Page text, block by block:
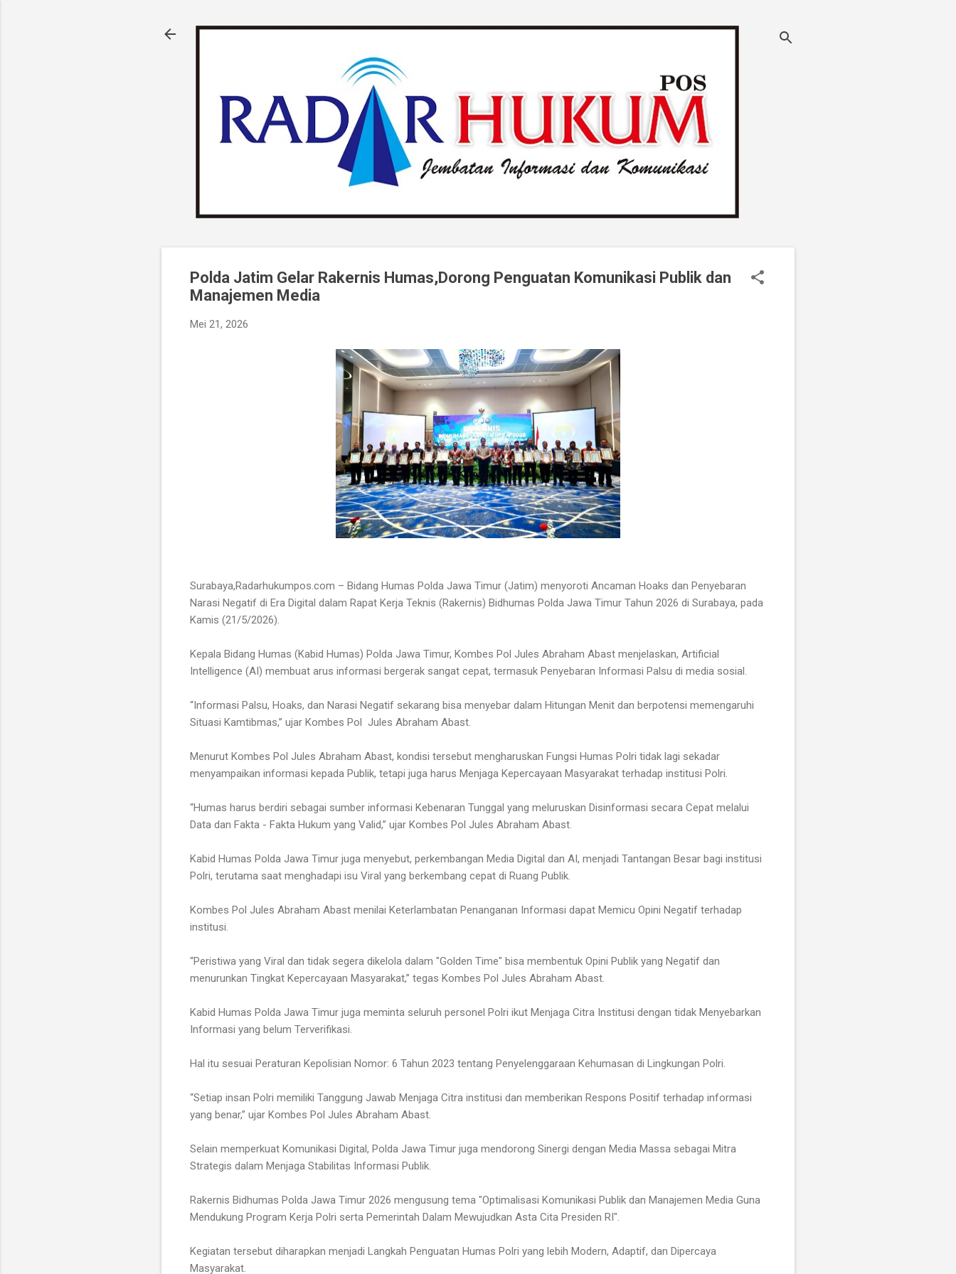
Polda Jatim Gelar Rakernis Humas,Dorong Penguatan Komunikasi Publik dan
Manajemen Media
Mei 21, 2026
Surabaya,Radarhukumpos.com – Bidang Humas Polda Jawa Timur (Jatim) menyoroti Ancaman Hoaks dan Penyebaran
Narasi Negatif di Era Digital dalam Rapat Kerja Teknis (Rakernis) Bidhumas Polda Jawa Timur Tahun 2026 di Surabaya, pada
Kamis (21/5/2026).
Kepala Bidang Humas (Kabid Humas) Polda Jawa Timur, Kombes Pol Jules Abraham Abast menjelaskan, Artificial
Intelligence (AI) membuat arus informasi bergerak sangat cepat, termasuk Penyebaran Informasi Palsu di media sosial.
“Informasi Palsu, Hoaks, dan Narasi Negatif sekarang bisa menyebar dalam Hitungan Menit dan berpotensi memengaruhi
Situasi Kamtibmas,” ujar Kombes Pol Jules Abraham Abast.
Menurut Kombes Pol Jules Abraham Abast, kondisi tersebut mengharuskan Fungsi Humas Polri tidak lagi sekadar
menyampaikan informasi kepada Publik, tetapi juga harus Menjaga Kepercayaan Masyarakat terhadap institusi Polri.
“Humas harus berdiri sebagai sumber informasi Kebenaran Tunggal yang meluruskan Disinformasi secara Cepat melalui
Data dan Fakta - Fakta Hukum yang Valid,” ujar Kombes Pol Jules Abraham Abast.
Kabid Humas Polda Jawa Timur juga menyebut, perkembangan Media Digital dan AI, menjadi Tantangan Besar bagi institusi
Polri, terutama saat menghadapi isu Viral yang berkembang cepat di Ruang Publik.
Kombes Pol Jules Abraham Abast menilai Keterlambatan Penanganan Informasi dapat Memicu Opini Negatif terhadap
institusi.
“Peristiwa yang Viral dan tidak segera dikelola dalam "Golden Time" bisa membentuk Opini Publik yang Negatif dan
menurunkan Tingkat Kepercayaan Masyarakat,” tegas Kombes Pol Jules Abraham Abast.
Kabid Humas Polda Jawa Timur juga meminta seluruh personel Polri ikut Menjaga Citra Institusi dengan tidak Menyebarkan
Informasi yang belum Terverifikasi.
Hal itu sesuai Peraturan Kepolisian Nomor: 6 Tahun 2023 tentang Penyelenggaraan Kehumasan di Lingkungan Polri.
“Setiap insan Polri memiliki Tanggung Jawab Menjaga Citra institusi dan memberikan Respons Positif terhadap informasi
yang benar,” ujar Kombes Pol Jules Abraham Abast.
Selain memperkuat Komunikasi Digital, Polda Jawa Timur juga mendorong Sinergi dengan Media Massa sebagai Mitra
Strategis dalam Menjaga Stabilitas Informasi Publik.
Rakernis Bidhumas Polda Jawa Timur 2026 mengusung tema "Optimalisasi Komunikasi Publik dan Manajemen Media Guna
Mendukung Program Kerja Polri serta Pemerintah Dalam Mewujudkan Asta Cita Presiden RI".
Kegiatan tersebut diharapkan menjadi Langkah Penguatan Humas Polri yang lebih Modern, Adaptif, dan Dipercaya
Masyarakat.